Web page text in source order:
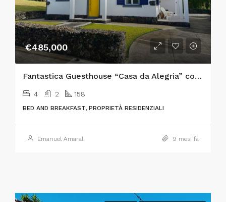
€485,000
Fantastica Guesthouse “Casa da Alegria” con viste meravigliose situata a Varadouro, Isola di Faial
4 2 158
BED AND BREAKFAST, PROPRIETÀ RESIDENZIALI
Emanuel Amaral 9 mesi fa